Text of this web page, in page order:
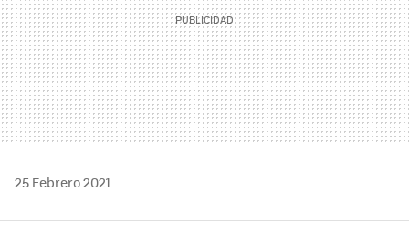
25 Febrero 2021